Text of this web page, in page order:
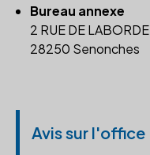
Bureau annexe
2 RUE DE LABORDE
28250 Senonches
Avis sur l'office